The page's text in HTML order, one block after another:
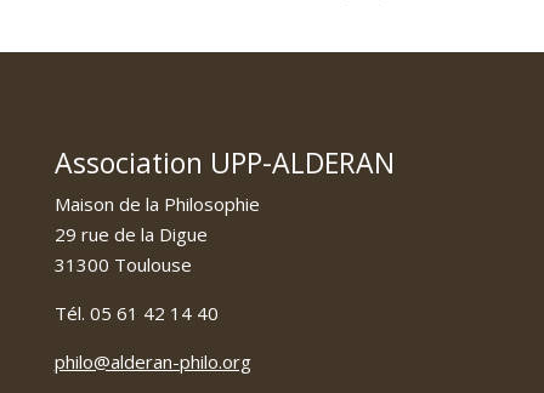
Association UPP-ALDERAN
Maison de la Philosophie
29 rue de la Digue
31300 Toulouse
Tél. 05 61 42 14 40
philo@alderan-philo.org